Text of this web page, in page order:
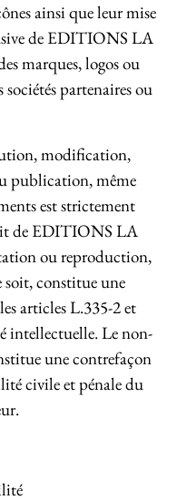
ainsi que leur mise
de EDITIONS LA
marques, logos ou
partenaires ou
modification,
publication, même
est strictement
de EDITIONS LA
ou reproduction,
soit, constitue une
articles L.335-2 et
intellectuelle. Le non-
une contrefaçon
civile et pénale du